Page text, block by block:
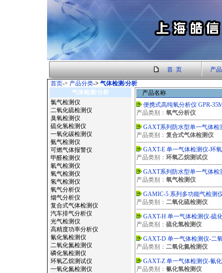
首 页
产
首页-> 产品分类-> 气体检测/分析
气体检测/分析
氯气检测仪
二氧化硫检测仪
臭氧检测仪
硫化氢检测仪
一氧化碳检测仪
氨气检测仪
可燃气体报警仪
甲醛检测仪
氡气检测仪
氧气检测仪
氢气检测仪
氧气分析仪
烟气分析仪
复合式气体检测仪
汽车排气分析仪
光气检测仪
高精度功率分析仪
氰化氢检测仪
二氧化氮检测仪
磷化氢检测仪
环氧乙烷测试仪
一氧化氮检测仪
产品名称
便携式高纯氧分析仪 GPR-
产品类别： 氧气分析仪
GAXT系列防水型单一气体检
产品类别： 复合式气体检测仪
GAXT-E 单一气体检测仪-环
产品类别： 环氧乙烷测试仪
GAXT系列防水型单一气体检
产品类别： 氧气检测仪
GAMIC-5 系列多功能气检测
产品类别： 二氧化硫检测仪
GAXT-H 单一气体检测仪-硫
产品类别： 硫化氢检测仪
GAXT-D 单一气体检测仪-二
产品类别： 二氧化氮检测仪
GAXT-Z 单一气体检测仪-氰
产品类别： 氰化氢检测仪